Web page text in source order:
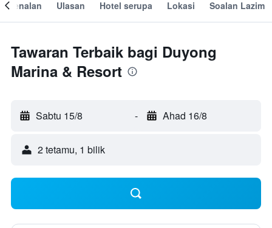
Ulasan Hotel serupa Lokasi Soalan Lazim
Tawaran Terbaik bagi Duyong
Marina & Resort
Sabtu 15/8 - Ahad 16/8
2 tetamu, 1 bilik